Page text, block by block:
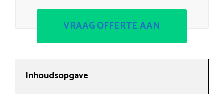
VRAAG OFFERTE AAN
Inhoudsopgave